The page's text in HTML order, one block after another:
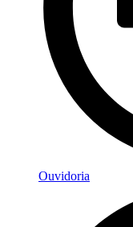
Ouvidoria